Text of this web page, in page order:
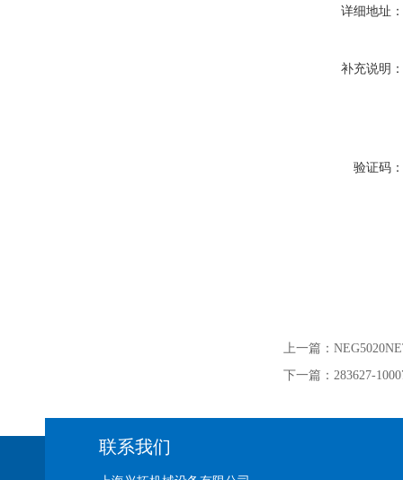
详细地址：
补充说明：
验证码：
上一篇：
下一篇： 283627-
联系我们